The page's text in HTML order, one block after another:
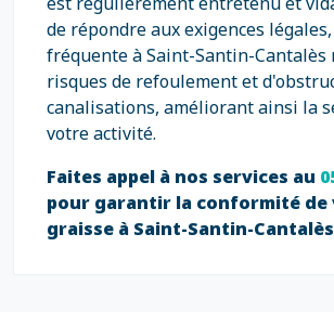
de répondre aux exigences
fréquente à Saint-Santin-Cantalès
risques de refoulement et
canalisations, améliorant ainsi la
votre activité.
Faites appel à nos services au
pour garantir la conformité de
graisse à Saint-Santin-